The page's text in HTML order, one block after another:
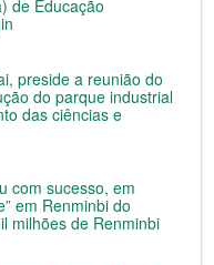
de Educação
preside a reunião do
do parque industrial
das ciências e
com sucesso, em
em Renminbi do
milhões de Renminbi